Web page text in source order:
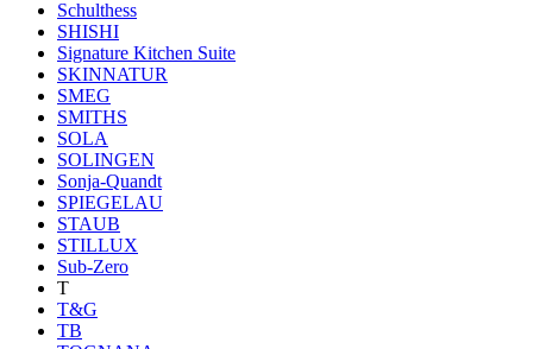
Schulthess
SHISHI
Signature Kitchen Suite
SKINNATUR
SMEG
SMITHS
SOLA
SOLINGEN
Sonja-Quandt
SPIEGELAU
STAUB
STILLUX
Sub-Zero
T
T&G
TB